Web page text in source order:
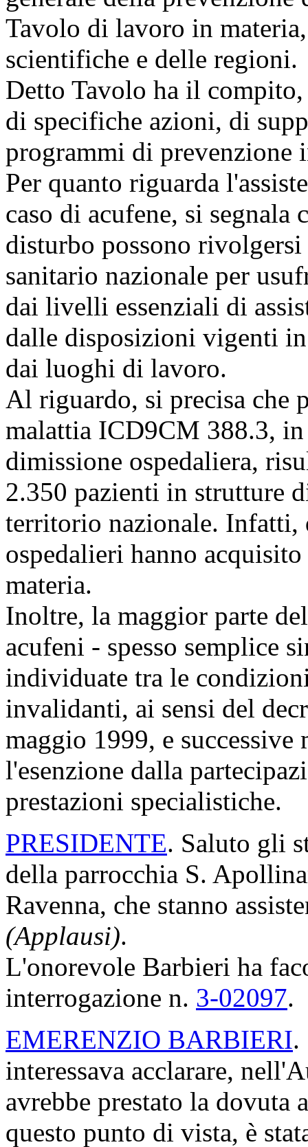
Tavolo di lavoro in
scientifiche e delle regioni.
Detto Tavolo ha il
di specifiche azioni, di
programmi di prevenzione
Per quanto riguarda
caso di acufene, si segnala
disturbo possono
sanitario nazionale per
dai livelli essenziali di
dalle disposizioni vigenti in
dai luoghi di lavoro.
Al riguardo, si precisa che
malattia ICD9CM 388.3, in
dimissione ospedaliera,
2.350 pazienti in strutture
territorio nazionale.
ospedalieri hanno
materia.
Inoltre, la maggior parte
acufeni - spesso semplice
individuate tra le
invalidanti, ai sensi del
maggio 1999, e
l'esenzione dalla
prestazioni specialistiche.
PRESIDENTE. Saluto gli
della parrocchia S.
Ravenna, che stanno
(Applausi).
L'onorevole Barbieri ha
interrogazione n. 3-02097.
EMERENZIO BARBIERI.
interessava acclarare,
avrebbe prestato la dovuta
questo punto di vista, è